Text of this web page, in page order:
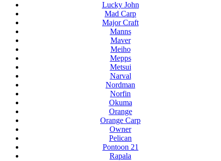
Lucky John
Mad Carp
Major Craft
Manns
Maver
Meiho
Mepps
Metsui
Narval
Nordman
Norfin
Okuma
Orange
Orange Carp
Owner
Pelican
Pontoon 21
Rapala